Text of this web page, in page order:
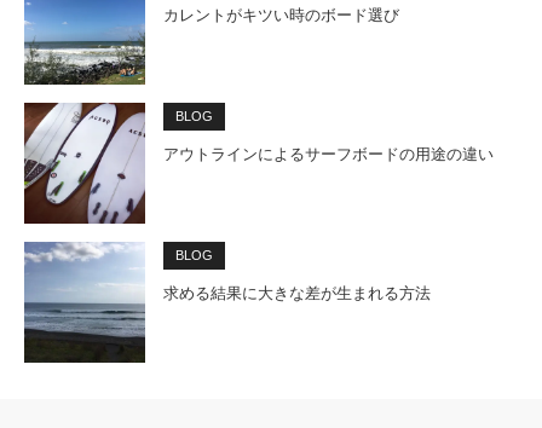
カレントがキツい時のボード選び
BLOG
アウトラインによるサーフボードの用途の違い
BLOG
求める結果に大きな差が生まれる方法